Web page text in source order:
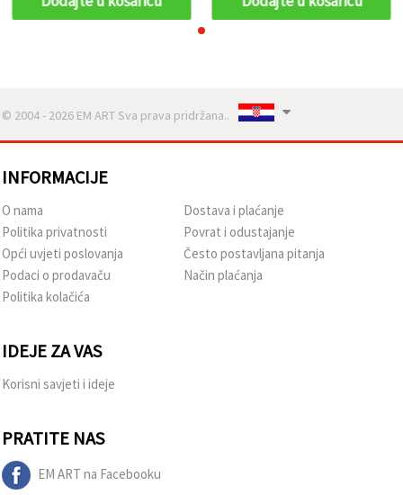
© 2004 - 2026 EM ART Sva prava pridržana..
INFORMACIJE
O nama
Politika privatnosti
Opći uvjeti poslovanja
Podaci o prodavaču
Politika kolačića
Dostava i plaćanje
Povrat i odustajanje
Često postavljana pitanja
Način plaćanja
IDEJE ZA VAS
Korisni savjeti i ideje
PRATITE NAS
EM ART na Facebooku